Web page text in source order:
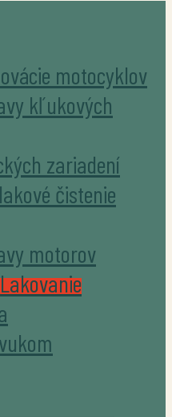
motocyklov
kľukových
zariadení
čistenie
motorov